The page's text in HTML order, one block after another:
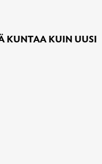
KUNTAA KUIN UUSI